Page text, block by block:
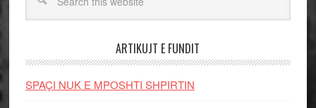
ARTIKUJT E FUNDIT
SPAÇI NUK E MPOSHTI SHPIRTIN